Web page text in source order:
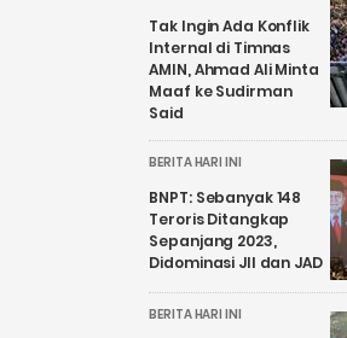
Tak Ingin Ada Konflik
Internal di Timnas
AMIN, Ahmad Ali Minta
Maaf ke Sudirman
Said
BERITA HARI INI
BNPT: Sebanyak 148
Teroris Ditangkap
Sepanjang 2023,
Didominasi JII dan JAD
BERITA HARI INI